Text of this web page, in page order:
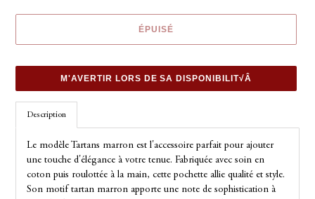
ÉPUISÉ
M'AVERTIR LORS DE SA DISPONIBILIT√Â
Ajout
d'un
votre
panier
Description
Le modèle Tartans marron est l'accessoire parfait pour ajouter
une touche d'élégance à votre tenue. Fabriquée avec soin en
coton puis roulottée à la main, cette pochette allie qualité et style.
Son motif tartan marron apporte une note de sophistication à